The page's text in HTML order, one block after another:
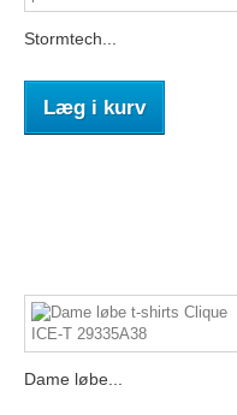
Stormtech...
Læg i kurv
Dame løbe...